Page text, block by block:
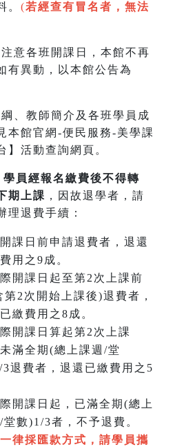
。 (若經查有冒名者，無法
意各班開課日，本館不再
有異動，以本館公告為
、教師簡介及各班學員成
本館官網-便民服務-美學課
】活動查詢網頁。
學員經報名繳費後不得轉
期上課 ，因故退學者，請
理退費手續：
課日前申請退費者，退還
用之9成。
開課日起至第2次上課前
第2次開始上課後)退費者，
繳費用之8成。
開課日算起第2次上課
滿全期(總上課週/堂
退費者，退還已繳費用之5
開課日起，已滿全期(總上
堂數)1/3者，不予退費。
律採匯款方式，請學員攜